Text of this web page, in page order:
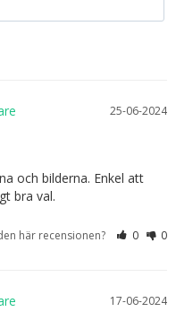
25-06-2024
och bilderna. Enkel att
bra val.
här recensionen? 0 0
17-06-2024